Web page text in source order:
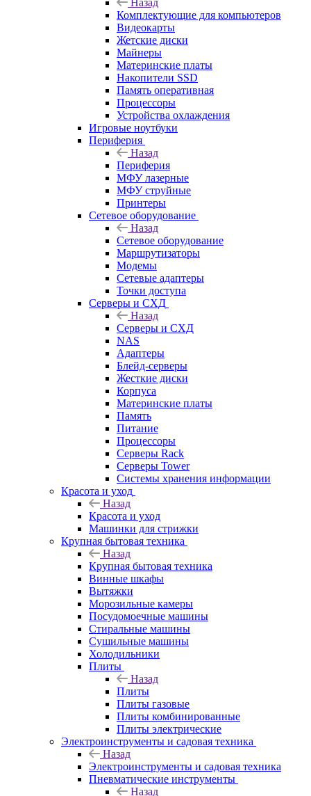
Назад
Комплектующие для компьютеров
Видеокарты
Жетские диски
Майнеры
Материнские платы
Накопители SSD
Память оперативная
Процессоры
Устройства охлаждения
Игровые ноутбуки
Периферия
Назад
Периферия
МФУ лазерные
МФУ струйные
Принтеры
Сетевое оборудование
Назад
Сетевое оборудование
Маршрутизаторы
Модемы
Сетевые адаптеры
Точки доступа
Серверы и СХД
Назад
Серверы и СХД
NAS
Адаптеры
Блейд-серверы
Жесткие диски
Корпуса
Материнские платы
Память
Питание
Процессоры
Серверы Rack
Серверы Tower
Системы хранения информации
Красота и уход
Назад
Красота и уход
Машинки для стрижки
Крупная бытовая техника
Назад
Крупная бытовая техника
Винные шкафы
Вытяжки
Морозильные камеры
Посудомоечные машины
Стиральные машины
Сушильные машины
Холодильники
Плиты
Назад
Плиты
Плиты газовые
Плиты комбинированные
Плиты электрические
Электроинструменты и садовая техника
Назад
Электроинструменты и садовая техника
Пневматические инструменты
Назад